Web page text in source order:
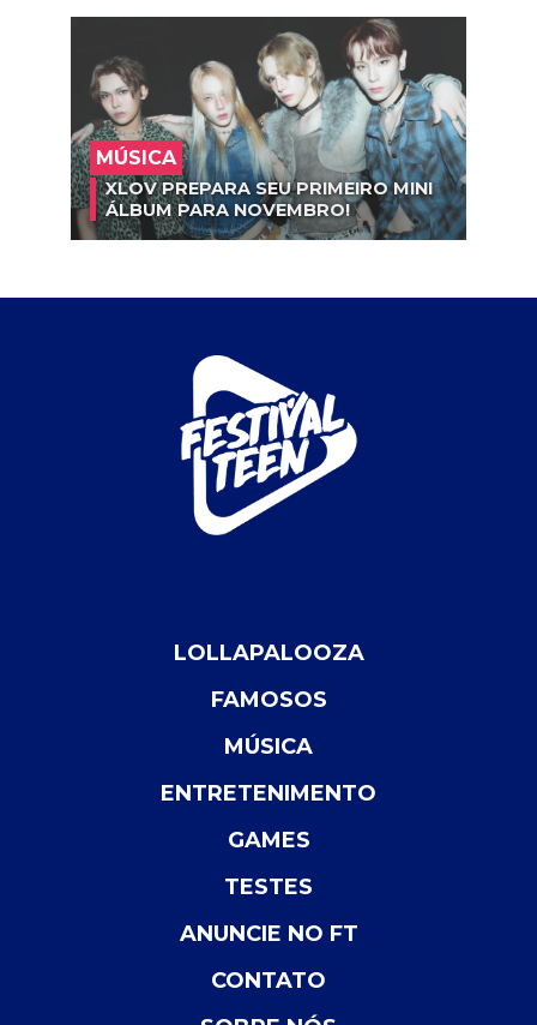
MÚSICA
XLOV PREPARA SEU PRIMEIRO MINI
ÁLBUM PARA NOVEMBRO!
LOLLAPALOOZA
FAMOSOS
MÚSICA
ENTRETENIMENTO
GAMES
TESTES
ANUNCIE NO FT
CONTATO